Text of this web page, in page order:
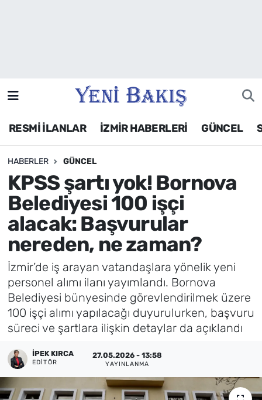
RESMİ İLANLAR İZMİR HABERLERİ GÜNCEL
HABERLER GÜNCEL
KPSS şartı yok! Bornova
Belediyesi 100 işçi
alacak: Başvurular
nereden, ne zaman?
İzmir’de iş arayan vatandaşlara yönelik yeni
personel alımı ilanı yayımlandı. Bornova
Belediyesi bünyesinde görevlendirilmek üzere
100 işçi alımı yapılacağı duyurulurken, başvuru
süreci ve şartlara ilişkin detaylar da açıklandı
İPEK KIRCA
EDITÖR
27.05.2026 - 13:58
YAYINLANMA
Siyaset
Asayiş / Polis-Adliye
Spor
Magazin
Foto Galeri
Künye
İletişim